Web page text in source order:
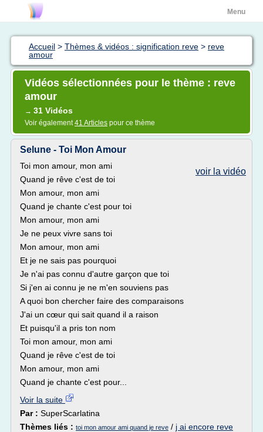
Menu
Accueil > Thèmes & vidéos : signification reve > reve
amour
Vidéos sélectionnées pour le thème : reve
amour
→ 31 Vidéos
Voir également41 Articles pour ce thème
Selune - Toi Mon Amour
voir la vidéo
Toi mon amour, mon ami
Quand je rêve c'est de toi
Mon amour, mon ami
Quand je chante c'est pour toi
Mon amour, mon ami
Je ne peux vivre sans toi
Mon amour, mon ami
Et je ne sais pas pourquoi
Je n'ai pas connu d'autre garçon que toi
Si j'en ai connu je ne m'en souviens pas
A quoi bon chercher faire des comparaisons
J'ai un cœur qui sait quand il a raison
Et puisqu'il a pris ton nom
Toi mon amour, mon ami
Quand je rêve c'est de toi
Mon amour, mon ami
Quand je chante c'est pour...
Voir la suite
Par : SuperScarlatina
Thèmes liés : toi mon amour ami quand je reve / j ai encore reve